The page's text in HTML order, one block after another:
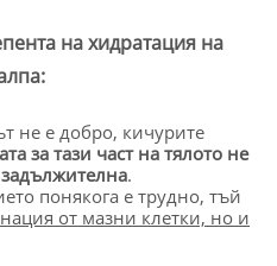
на хидратация на
не е добро, кичурите
за тази част на тялото не
.
понякога е трудно, тъй
от мазни клетки, но и